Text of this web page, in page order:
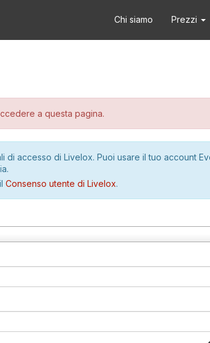
Chi siamo Prezzi
a questa pagina.
di accesso di Livelox. Puoi usare il tuo account
Consenso utente di Livelox.